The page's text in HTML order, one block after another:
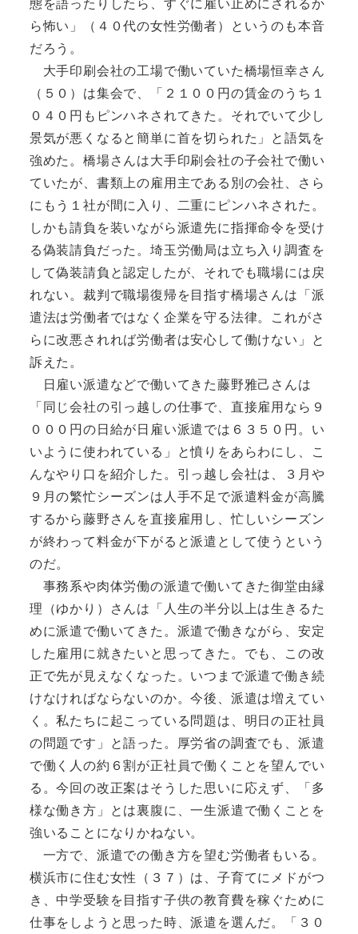
ら怖い」（４０代の女性労働者）というのも本音
だろう。
大手印刷会社の工場で働いていた橋場恒幸さん
（５０）は集会で、「２１００円の賃金のうち１
０４０円もピンハネされてきた。それでいて少し
景気が悪くなると簡単に首を切られた」と語気を
強めた。橋場さんは大手印刷会社の子会社で働い
ていたが、書類上の雇用主である別の会社、さら
にもう１社が間に入り、二重にピンハネされた。
しかも請負を装いながら派遣先に指揮命令を受け
る偽装請負だった。埼玉労働局は立ち入り調査を
して偽装請負と認定したが、それでも職場には戻
れない。裁判で職場復帰を目指す橋場さんは「派
遣法は労働者ではなく企業を守る法律。これがさ
らに改悪されれば労働者は安心して働けない」と
訴えた。
日雇い派遣などで働いてきた藤野雅己さんは
「同じ会社の引っ越しの仕事で、直接雇用なら９
０００円の日給が日雇い派遣では６３５０円。い
いように使われている」と憤りをあらわにし、こ
んなやり口を紹介した。引っ越し会社は、３月や
９月の繁忙シーズンは人手不足で派遣料金が高騰
するから藤野さんを直接雇用し、忙しいシーズン
が終わって料金が下がると派遣として使うという
のだ。
事務系や肉体労働の派遣で働いてきた御堂由縁
理（ゆかり）さんは「人生の半分以上は生きるた
めに派遣で働いてきた。派遣で働きながら、安定
した雇用に就きたいと思ってきた。でも、この改
正で先が見えなくなった。いつまで派遣で働き続
けなければならないのか。今後、派遣は増えてい
く。私たちに起こっている問題は、明日の正社員
の問題です」と語った。厚労省の調査でも、派遣
で働く人の約６割が正社員で働くことを望んでい
る。今回の改正案はそうした思いに応えず、「多
様な働き方」とは裏腹に、一生派遣で働くことを
強いることになりかねない。
一方で、派遣での働き方を望む労働者もいる。
横浜市に住む女性（３７）は、子育てにメドがつ
き、中学受験を目指す子供の教育費を稼ぐために
仕事をしようと思った時、派遣を選んだ。「３０